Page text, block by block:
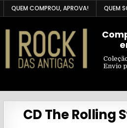
Skip
to
content
QUEM COMPROU, APROVA! QUEM
Envio
CD The Rolling